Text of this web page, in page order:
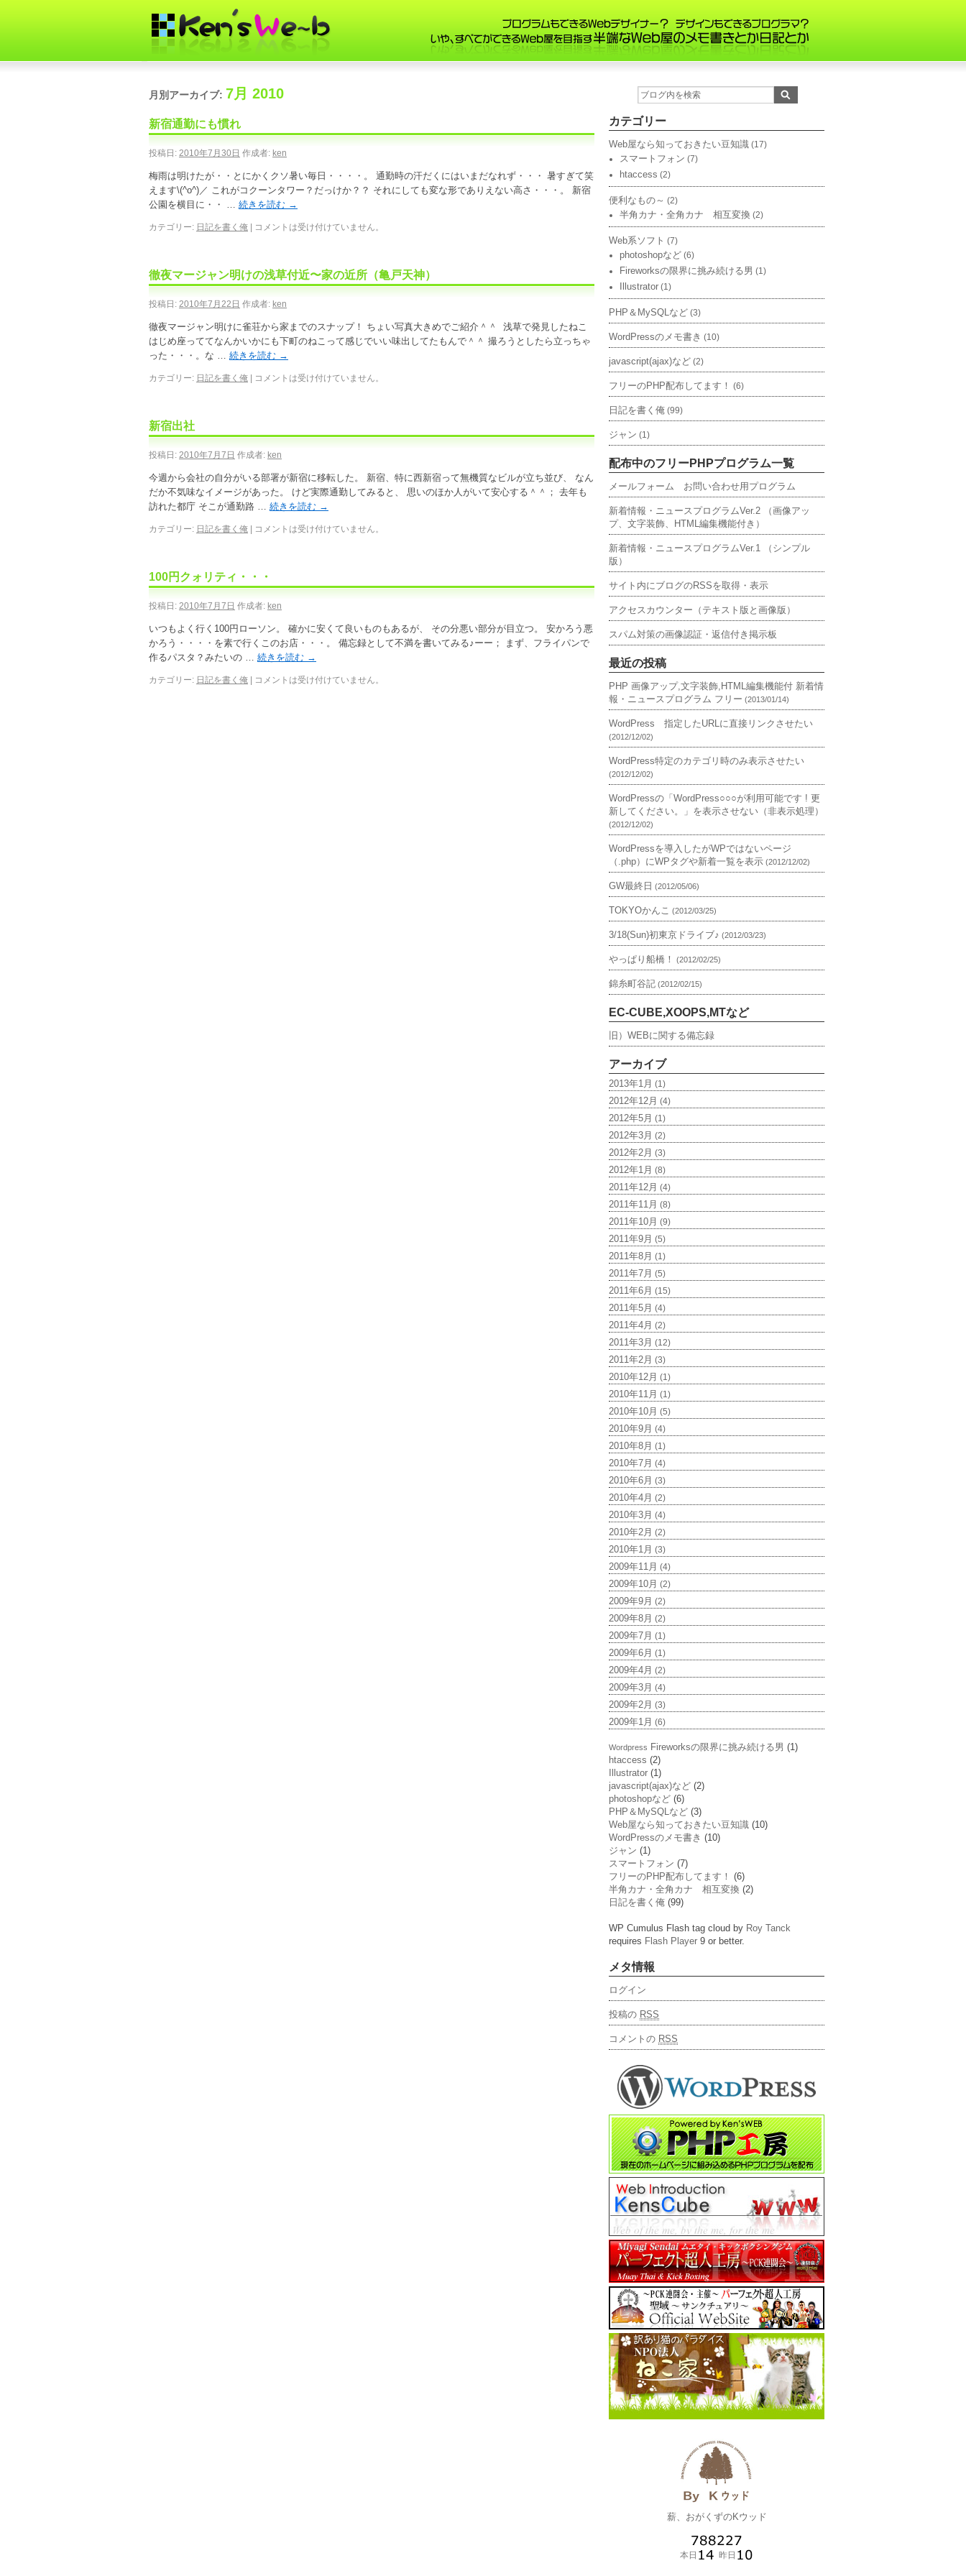
月別アーカイブ: 7月 2010
新宿通勤にも慣れ
投稿日: 2010年7月30日 作成者: ken
梅雨は明けたが・・とにかくクソ暑い毎日・・・・。 通勤時の汗だくにはいまだなれず・・・ 暑すぎて笑
えます\(^o^)／ これがコクーンタワー？だっけか？？ それにしても変な形でありえない高さ・・・。 新宿
公園を横目に・・ … 続きを読む →
カテゴリー: 日記を書く俺 コメントは受け付けていません。
徹夜マージャン明けの浅草付近〜家の近所（亀戸天神）
投稿日: 2010年7月22日 作成者: ken
徹夜マージャン明けに雀荘から家までのスナップ！ ちょい写真大きめでご紹介＾＾ 浅草で発見したねこ
はじめ座っててなんかいかにも下町のねこって感じでいい味出してたもんで＾＾ 撮ろうとしたら立っちゃ
った・・・。な … 続きを読む →
カテゴリー: 日記を書く俺 コメントは受け付けていません。
新宿出社
投稿日: 2010年7月7日 作成者: ken
今週から会社の自分がいる部署が新宿に移転した。 新宿、特に西新宿って無機質なビルが立ち並び、 なん
だか不気味なイメージがあった。 けど実際通勤してみると、 思いのほか人がいて安心する＾＾； 去年も
訪れた都庁 そこが通勤路 … 続きを読む →
カテゴリー: 日記を書く俺 コメントは受け付けていません。
100円クォリティ・・・
投稿日: 2010年7月7日 作成者: ken
いつもよく行く100円ローソン。 確かに安くて良いものもあるが、 その分悪い部分が目立つ。 安かろう悪
かろう・・・・を素で行くこのお店・・・。 備忘録として不満を書いてみる♪ーー； まず、フライパンで
作るパスタ？みたいの … 続きを読む →
カテゴリー: 日記を書く俺 コメントは受け付けていません。
カテゴリー
Web屋なら知っておきたい豆知識 (17)
スマートフォン (7)
htaccess (2)
便利なもの～ (2)
半角カナ・全角カナ 相互変換 (2)
Web系ソフト (7)
photoshopなど (6)
Fireworksの限界に挑み続ける男 (1)
Illustrator (1)
PHP＆MySQLなど (3)
WordPressのメモ書き (10)
javascript(ajax)など (2)
フリーのPHP配布してます！ (6)
日記を書く俺 (99)
ジャン (1)
配布中のフリーPHPプログラム一覧
メールフォーム お問い合わせ用プログラム
新着情報・ニュースプログラムVer.2 （画像アッ
プ、文字装飾、HTML編集機能付き）
新着情報・ニュースプログラムVer.1 （シンプル
版）
サイト内にブログのRSSを取得・表示
アクセスカウンター（テキスト版と画像版）
スパム対策の画像認証・返信付き掲示板
最近の投稿
PHP 画像アップ,文字装飾,HTML編集機能付 新着情
報・ニュースプログラム フリー (2013/01/14)
WordPress 指定したURLに直接リンクさせたい
(2012/12/02)
WordPress特定のカテゴリ時のみ表示させたい
(2012/12/02)
WordPressの「WordPress○○○が利用可能です ! 更
新してください。」を表示させない（非表示処理）
(2012/12/02)
WordPressを導入したがWPではないページ
（.php）にWPタグや新着一覧を表示 (2012/12/02)
GW最終日 (2012/05/06)
TOKYOかんこ (2012/03/25)
3/18(Sun)初東京ドライブ♪ (2012/03/23)
やっぱり船橋！ (2012/02/25)
錦糸町谷記 (2012/02/15)
EC-CUBE,XOOPS,MTなど
旧）WEBに関する備忘録
アーカイブ
2013年1月 (1)
2012年12月 (4)
2012年5月 (1)
2012年3月 (2)
2012年2月 (3)
2012年1月 (8)
2011年12月 (4)
2011年11月 (8)
2011年10月 (9)
2011年9月 (5)
2011年8月 (1)
2011年7月 (5)
2011年6月 (15)
2011年5月 (4)
2011年4月 (2)
2011年3月 (12)
2011年2月 (3)
2010年12月 (1)
2010年11月 (1)
2010年10月 (5)
2010年9月 (4)
2010年8月 (1)
2010年7月 (4)
2010年6月 (3)
2010年4月 (2)
2010年3月 (4)
2010年2月 (2)
2010年1月 (3)
2009年11月 (4)
2009年10月 (2)
2009年9月 (2)
2009年8月 (2)
2009年7月 (1)
2009年6月 (1)
2009年4月 (2)
2009年3月 (4)
2009年2月 (3)
2009年1月 (6)
Wordpress Fireworksの限界に挑み続ける男 (1)
htaccess (2)
Illustrator (1)
javascript(ajax)など (2)
photoshopなど (6)
PHP＆MySQLなど (3)
Web屋なら知っておきたい豆知識 (10)
WordPressのメモ書き (10)
ジャン (1)
スマートフォン (7)
フリーのPHP配布してます！
(6)
半角カナ・全角カナ 相互変換 (2)
日記を書く俺 (99)
WP Cumulus Flash tag cloud by Roy Tanck
requires Flash Player 9 or better.
メタ情報
ログイン
投稿の RSS
コメントの RSS
薪、おがくずのKウッド